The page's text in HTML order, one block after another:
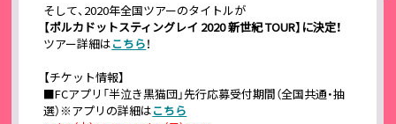
そして、2020年全国ツアーのタイトルが
【ポルカドットスティングレイ 2020 新世紀 TOUR】に決定！
ツアー詳細はこちら！
【チケット情報】
■FCアプリ「半泣き黒猫団」先行応募受付期間（全国共通・抽
選）※アプリの詳細はこちら